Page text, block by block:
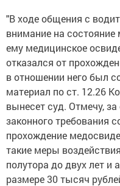
"В ходе общения с
внимание на
ему медицинское
отказался от
в отношении него был
материал по ст. 12.26
вынесет суд. Отмечу,
законного требования
прохождение
такие меры
полутора до двух лет
размере 30 тысяч